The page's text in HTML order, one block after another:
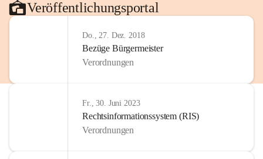
Veröffentlichungsportal
Do., 27. Dez. 2018
Bezüge Bürgermeister
Verordnungen
Fr., 30. Juni 2023
Rechtsinformationssystem (RIS)
Verordnungen